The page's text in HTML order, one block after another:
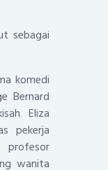
sebagai
komedi
Bernard
Eliza
pekerja
wanita